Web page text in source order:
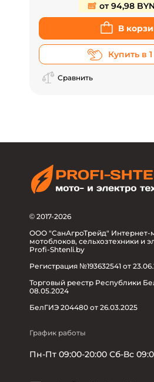
от 94,98
В
Купить в
Сравнить
© 2017-2026
ООО "СанАгроТрейд" Интернет-
мотоблоков, сельхозтехники и
Profi-Shtenli.by
Регистрация №193632541 от
Торговый реестр Республики
08.05.2024
БелГИЭ 204480 от 26.03.2025
График работы
Пн-Пт 09:00-20:00 Сб-Вс